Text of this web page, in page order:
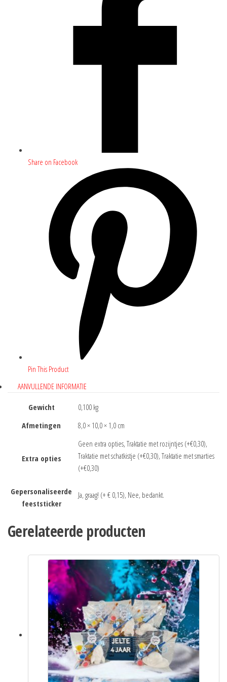
Share on Facebook
Pin This Product
AANVULLENDE INFORMATIE
Gewicht
0,100 kg
Afmetingen
8,0 × 10,0 × 1,0 cm
Extra opties
Geen extra opties, Traktatie met rozijntjes (+€0,30),
Traktatie met schatkistje (+€0,30), Traktatie met smarties
(+€0,30)
Gepersonaliseerde
feeststicker
Ja, graag! (+ € 0,15), Nee, bedankt.
Gerelateerde producten